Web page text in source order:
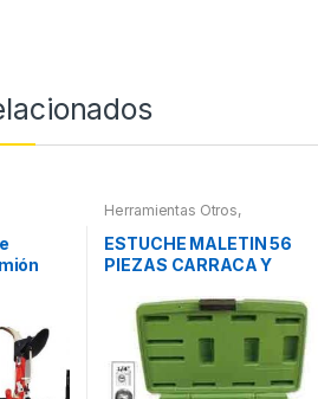
Herramientas Otros,
Herramientas De Mano,
Maletines Herramientas,
Extractores, Compresímetros,
ESTUCHE MALETIN 56
PIEZAS CARRACA Y